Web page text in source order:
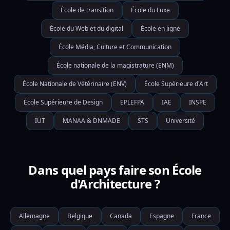
École de transition École du Luxe
École du Web et du digital École en ligne
École Média, Culture et Communication
École nationale de la magistrature (ENM)
École Nationale de Vétérinaire (ENV) École Supérieure d'Art
École Supérieure de Design EPLEFPA IAE INSPE
IUT MANAA & DNMADE STS Université
Dans quel pays faire son École
d'Architecture ?
Allemagne Belgique Canada Espagne France